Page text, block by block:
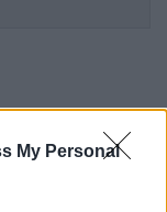
My Personal